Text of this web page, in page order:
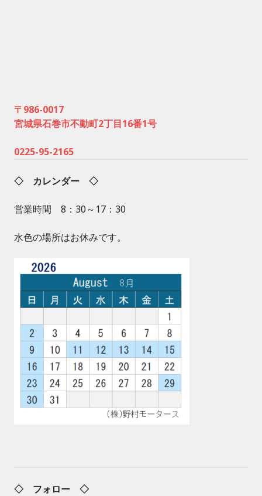
〒986-0017
宮城県石巻市不動町2丁目16番1号
0225-95-2165
◇ カレンダー ◇
営業時間 8：30～17：30
水色の場所はお休みです。
◇ フォロー ◇